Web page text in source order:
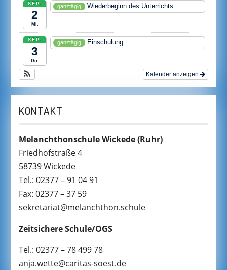
SEP.
2
Mi.
ganztägig Wiederbeginn des Unterrichts
SEP.
3
Do.
ganztägig Einschulung
Kalender anzeigen
KONTAKT
Melanchthonschule Wickede(Ruhr)
Friedhofstraße 4
58739 Wickede
Tel.: 02377 – 91 04 91
Fax: 02377 – 37 59
sekretariat@melanchthon.schule
Zeitsichere Schule/OGS
Tel.: 02377 – 78 499 78
anja.wette@caritas-soest.de